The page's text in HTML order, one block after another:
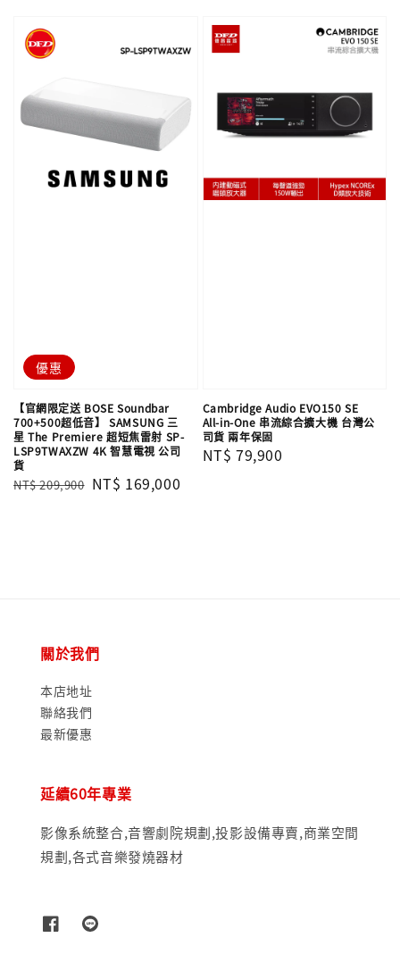
優惠
【官網限定送 BOSE Soundbar
700+500超低音】 SAMSUNG 三
星 The Premiere 超短焦雷射 SP-
LSP9TWAXZW 4K 智慧電視 公司
貨
Regular
NT$ 209,900 Sale
NT$ 169,000
Cambridge Audio EVO150 SE
All-in-One 串流綜合擴大機 台灣公
司貨 兩年保固
Regular
NT$ 79,900
關於我們
本店地址
聯絡我們
最新優惠
延續60年專業
影像系統整合,音響劇院規劃,投影設備專賣,商業空間
規劃,各式音樂發燒器材